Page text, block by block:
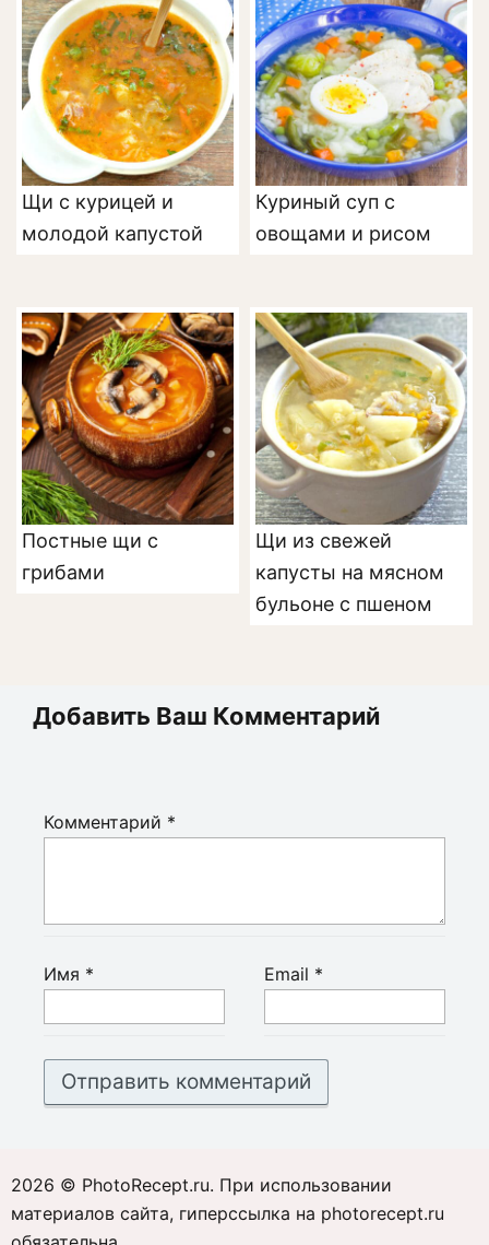
Щи с курицей и
молодой капустой
Куриный суп с
овощами и рисом
Постные щи с
грибами
Щи из свежей
капусты на мясном
бульоне с пшеном
Добавить Ваш Комментарий
Комментарий *
Имя * Email *
2026 © PhotoRecept.ru. При использовании
материалов сайта, гиперссылка на photorecept.ru